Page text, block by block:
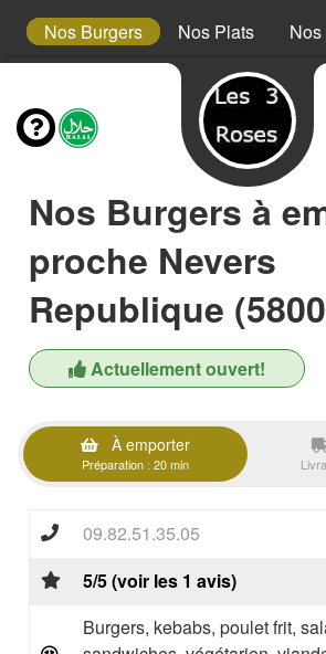
Nos Burgers Nos Plats
Nos Burgers à
proche Nevers
Republique
Actuellement ouvert!
À emporter
Préparation : 20 min
09.82.51.35.05
5/5 (voir les 1 avis)
Burgers, kebabs, poulet frit,